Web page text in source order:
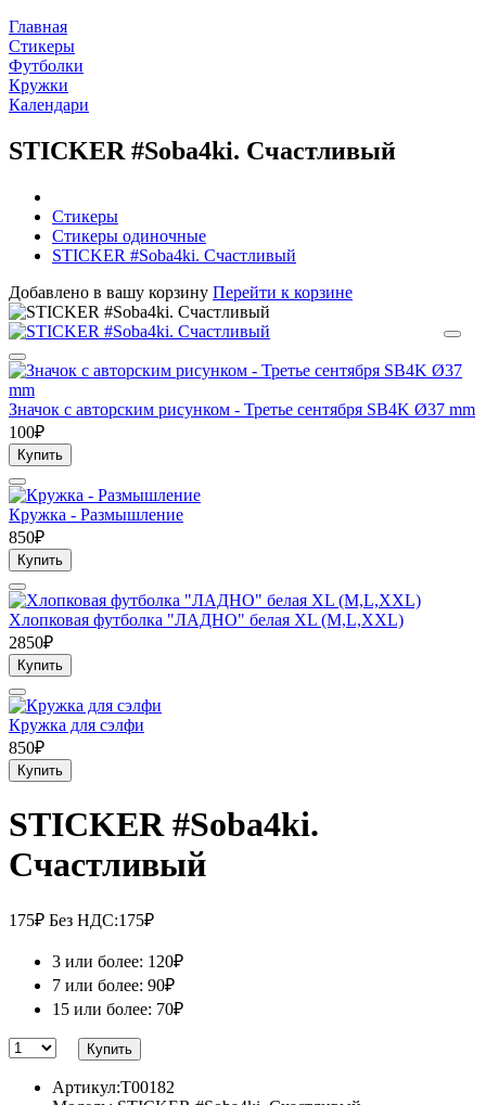
Главная
Стикеры
Футболки
Кружки
Календари
STICKER #Soba4ki. Счастливый
Стикеры
Стикеры одиночные
STICKER #Soba4ki. Счастливый
Добавлено в вашу корзину Перейти к корзине
Значок с авторским рисунком - Третье сентября SB4K Ø37 mm
100₽
Купить
Кружка - Размышление
850₽
Купить
Хлопковая футболка "ЛАДНО" белая XL (M,L,ХХL)
2850₽
Купить
Кружка для сэлфи
850₽
Купить
STICKER #Soba4ki.
Счастливый
175₽ Без НДС:175₽
3 или более: 120₽
7 или более: 90₽
15 или более: 70₽
Купить
Артикул:T00182